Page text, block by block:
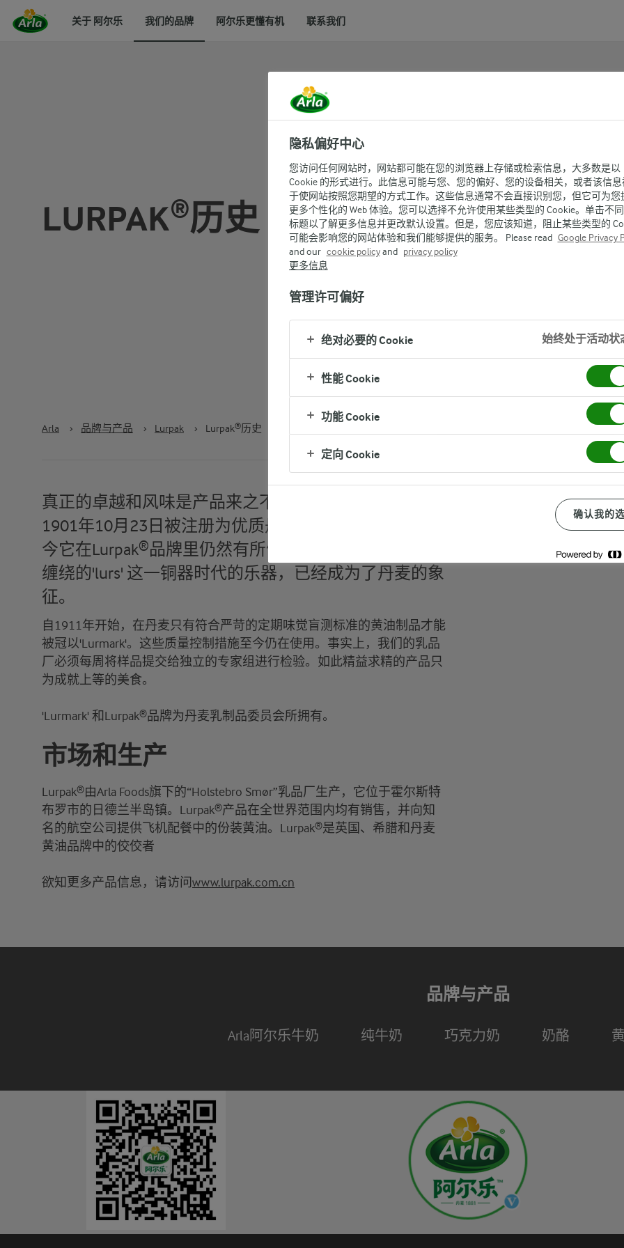
关于 阿尔乐 我们的品牌 阿尔乐更懂有机 联系我们
LURPAK®历史
Arla › 品牌与产品 › Lurpak › Lurpak®历史
真正的卓越和风味是产品来之不易的品质。'Lurmark'于
1901年10月23日被注册为优质丹麦黄油的商标，现如
今它在Lurpak®品牌里仍然有所体现。商标中包含两个
缠绕的'lurs' 这一铜器时代的乐器，已经成为了丹麦的象
征。
自1911年开始，在丹麦只有符合严苛的定期味觉盲测标准的黄油制品才能
被冠以'Lurmark'。这些质量控制措施至今仍在使用。事实上，我们的乳品
厂必须每周将样品提交给独立的专家组进行检验。如此精益求精的产品只
为成就上等的美食。
'Lurmark' 和Lurpak®品牌为丹麦乳制品委员会所拥有。
市场和生产
Lurpak®由Arla Foods旗下的“Holstebro Smør”乳品厂生产，它位于霍尔斯特
布罗市的日德兰半岛镇。Lurpak®产品在全世界范围内均有销售，并向知
名的航空公司提供飞机配餐中的份装黄油。Lurpak®是英国、希腊和丹麦
黄油品牌中的佼佼者
欲知更多产品信息，请访问 www.lurpak.com.cn
品牌与产品
Arla阿尔乐牛奶 纯牛奶 巧克力奶 奶酪
隐私偏好中心
您访问任何网站时，网站都可能在您的浏览器上存储或检索信息，大多数是以
Cookie 的形式进行。此信息可能与您、您的偏好、您的设备相关，或者该信息
于使网站按照您期望的方式工作。这些信息通常不会直接识别您，但它可为您
更多个性化的 Web 体验。您可以选择不允许使用某些类型的 Cookie。单击不
标题以了解更多信息并更改默认设置。但是，您应该知道，阻止某些类型的
可能会影响您的网站体验和我们能够提供的服务。 Please read Google Privacy
and our cookie policyand privacy policy
更多信息
管理许可偏好
绝对必要的 Cookie 始终处于活动状
性能 Cookie
功能 Cookie
定向 Cookie
确认我的